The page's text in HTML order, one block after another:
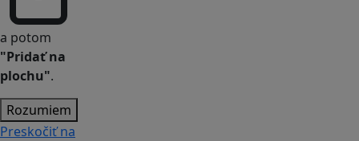
a potom
"Pridať na
plochu".
Rozumiem
Preskočiť na